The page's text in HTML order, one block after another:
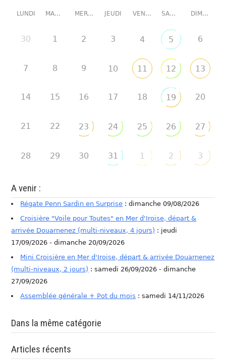
LUNDI MARDI MERCREDI JEUDI VENDREDI SAMEDI DIMANCHE
30 1 2 3 4 5 6
7 8 9 10 11 12 13
14 15 16 17 18 19 20
21 22 23 24 25 26 27
28 29 30 31 1 2 3
A venir :
Régate Penn Sardin en Surprise : dimanche 09/08/2026
Croisière "Voile pour Toutes" en Mer d'Iroise, départ &
arrivée Douarnenez (multi-niveaux, 4 jours) : jeudi
17/09/2026 - dimanche 20/09/2026
Mini Croisière en Mer d'Iroise, départ & arrivée Douarnenez
(multi-niveaux, 2 jours) : samedi 26/09/2026 - dimanche
27/09/2026
Assemblée générale + Pot du mois : samedi 14/11/2026
Dans la même catégorie
Articles récents